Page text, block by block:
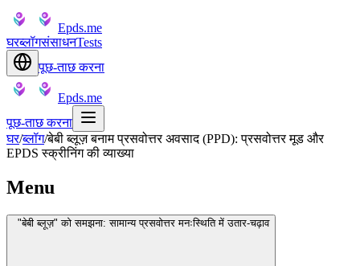
Epds.me
घरब्लॉगसंसाधनTests
पूछ-ताछ करना
Epds.me
पूछ-ताछ करना
घर/ब्लॉग/बेबी ब्लूज़ बनाम प्रसवोत्तर अवसाद (PPD): प्रसवोत्तर मूड और
EPDS स्क्रीनिंग की व्याख्या
Menu
"बेबी ब्लूज़" को समझना: सामान्य प्रसवोत्तर मनःस्थिति में उतार-चढ़ाव